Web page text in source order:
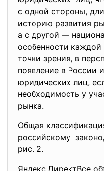
с одной стороны,
историю развития
а с другой —
особенности каждой
точки зрения, в
появление в России
юридических лиц,
необходимость у
рынка.
Общая
российскому
рис. 2.
Яндекс.ДиректВсе